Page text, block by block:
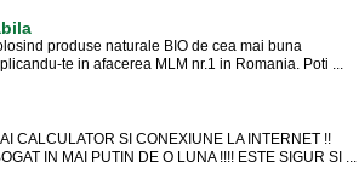
produse naturale BIO de cea mai buna
te in afacerea MLM nr.1 in Romania. Poti ...
CALCULATOR SI CONEXIUNE LA INTERNET !!
IN MAI PUTIN DE O LUNA !!!! ESTE SIGUR SI ...